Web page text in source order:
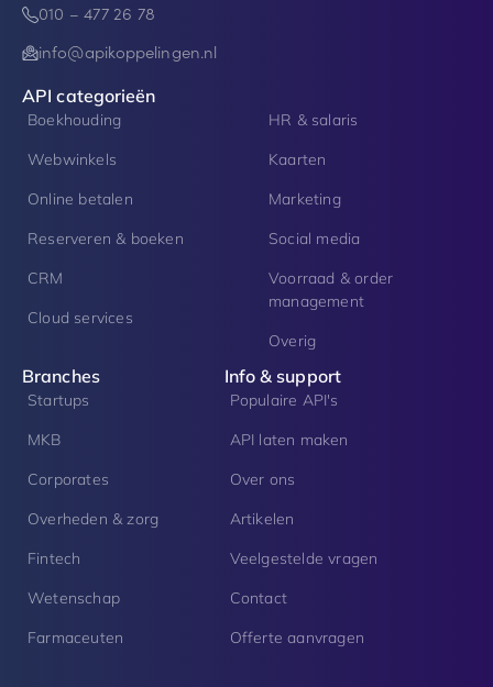
010 – 477 26 78
info@apikoppelingen.nl
Branches
Startups
MKB
Corporates
Overheden & zorg
Fintech
Wetenschap
Farmaceuten
API categorieën
Boekhouding
Webwinkels
Online betalen
Reserveren & boeken
CRM
Cloud services
HR & salaris
Kaarten
Marketing
Social media
Voorraad & order
management
Overig
Info & support
Populaire API's
API laten maken
Over ons
Artikelen
Veelgestelde vragen
Contact
Offerte aanvragen